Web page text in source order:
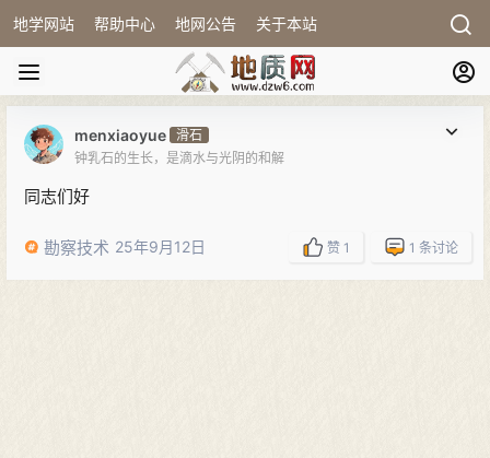
地学网站 帮助中心 地网公告 关于本站
menxiaoyue 滑石
钟乳石的生长，是滴水与光阴的和解
同志们好
勘察技术 25年9月12日 赞 1 1 条讨论